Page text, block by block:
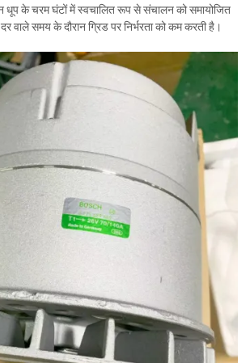
धूप के चरम घंटों में स्वचालित रूप से संचालन को समायोजित
वाले समय के दौरान ग्रिड पर निर्भरता को कम करती है।